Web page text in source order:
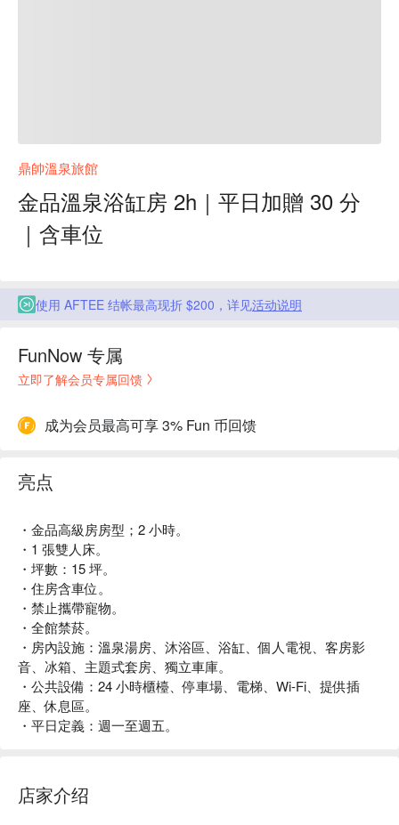
鼎帥溫泉旅館
金品溫泉浴缸房 2h｜平日加贈 30 分
｜含車位
使用 AFTEE 结帐最高现折 $200，详见活动说明
FunNow 专属
立即了解会员专属回馈
成为会员最高可享 3% Fun 币回馈
亮点
・金品高級房房型；2 小時。
・1 張雙人床。
・坪數：15 坪。
・住房含車位。
・禁止攜帶寵物。
・全館禁菸。
・房內設施：溫泉湯房、沐浴區、浴缸、個人電視、客房影
音、冰箱、主題式套房、獨立車庫。
・公共設備：24 小時櫃檯、停車場、電梯、Wi-Fi、提供插
座、休息區。
・平日定義：週一至週五。
店家介绍